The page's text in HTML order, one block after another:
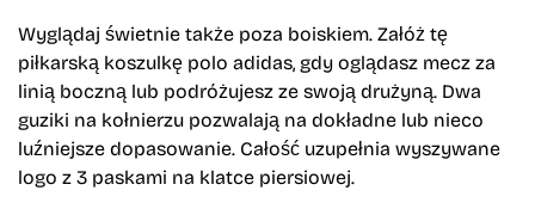
Wyglądaj świetnie także poza boiskiem. Załóż tę
piłkarską koszulkę polo adidas, gdy oglądasz mecz za
linią boczną lub podróżujesz ze swoją drużyną. Dwa
guziki na kołnierzu pozwalają na dokładne lub nieco
luźniejsze dopasowanie. Całość uzupełnia wyszywane
logo z 3 paskami na klatce piersiowej.